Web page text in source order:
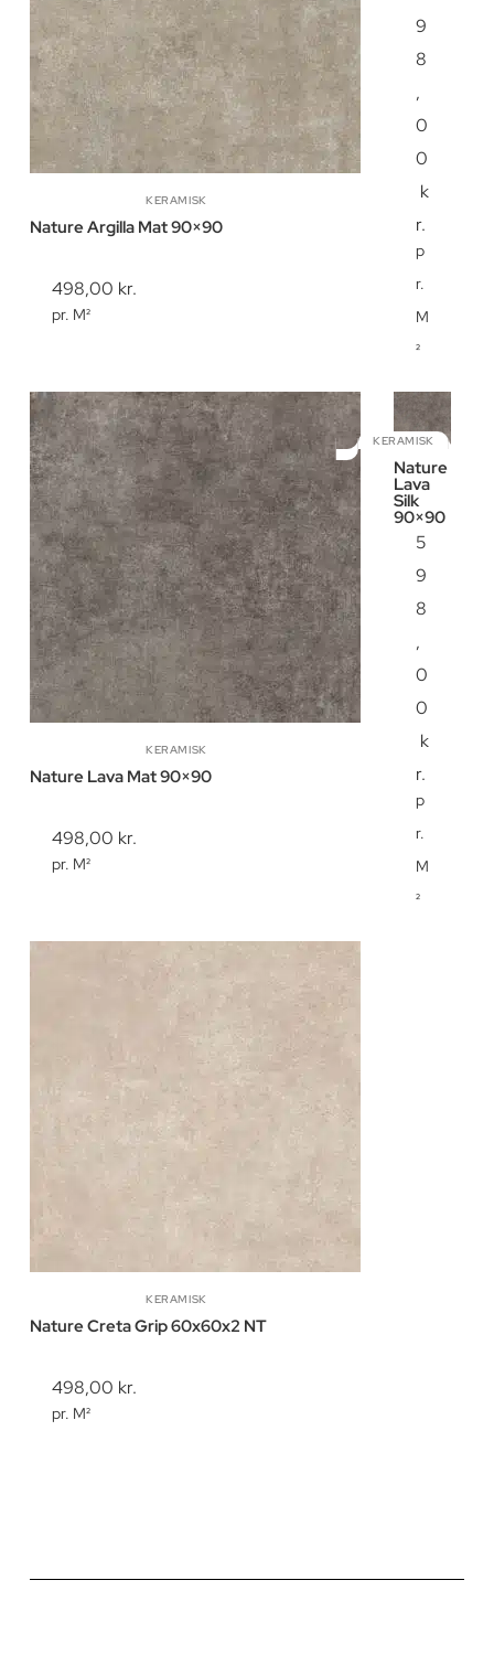
KERAMISK
Nature Argilla Mat 90×90
498,00 kr.
pr. M²
9
8
,
0
0
k
r.
p
r.
M
²
KERAMISK
Nature Lava Mat 90×90
498,00 kr.
pr. M²
KERAMISK
Nature
Lava
Silk
90×90
5
9
8
,
0
0
k
r.
p
r.
M
²
KERAMISK
Nature Creta Grip 60x60x2 NT
498,00 kr.
pr. M²